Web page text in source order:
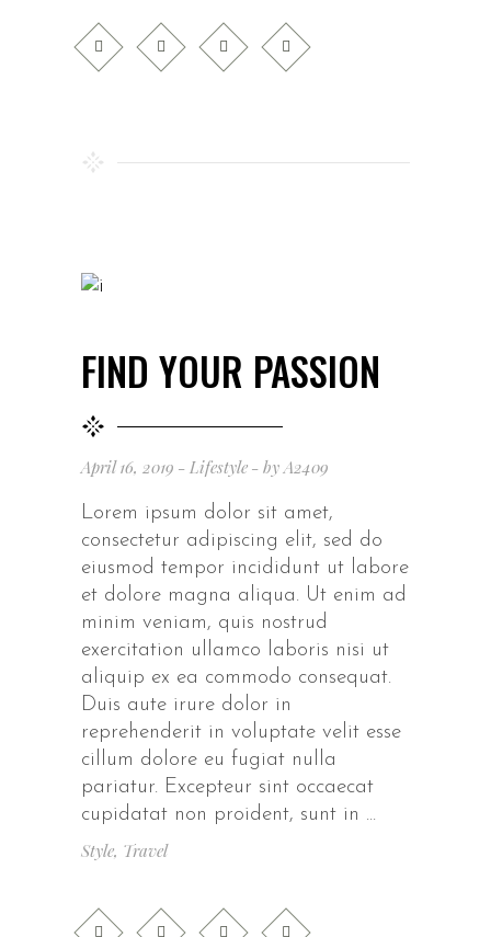
FIND YOUR PASSION
April 16, 2019 Lifestyle byA2409
Lorem ipsum dolor sit amet,
consectetur adipiscing elit, sed do
eiusmod tempor incididunt ut labore
et dolore magna aliqua. Ut enim ad
minim veniam, quis nostrud
exercitation ullamco laboris nisi ut
aliquip ex ea commodo consequat.
Duis aute irure dolor in
reprehenderit in voluptate velit esse
cillum dolore eu fugiat nulla
pariatur. Excepteur sint occaecat
cupidatat non proident, sunt in
Style, Travel